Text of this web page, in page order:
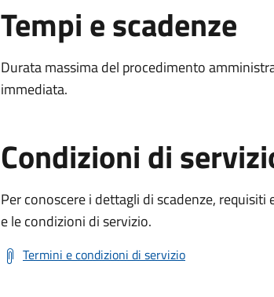
Tempi e scadenze
Durata massima del procedimento
immediata.
Condizioni di
Per conoscere i dettagli di scadenze,
e le condizioni di servizio.
Termini e condizioni di servizio